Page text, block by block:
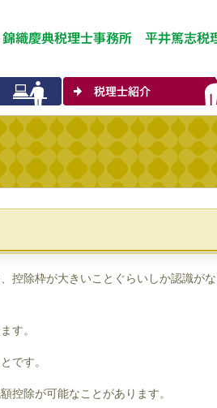
控除枠が大きいことぐらいしか認識がな
す。
です。
控除が可能なことがあります。